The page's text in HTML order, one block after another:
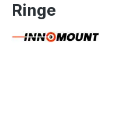
Ringe